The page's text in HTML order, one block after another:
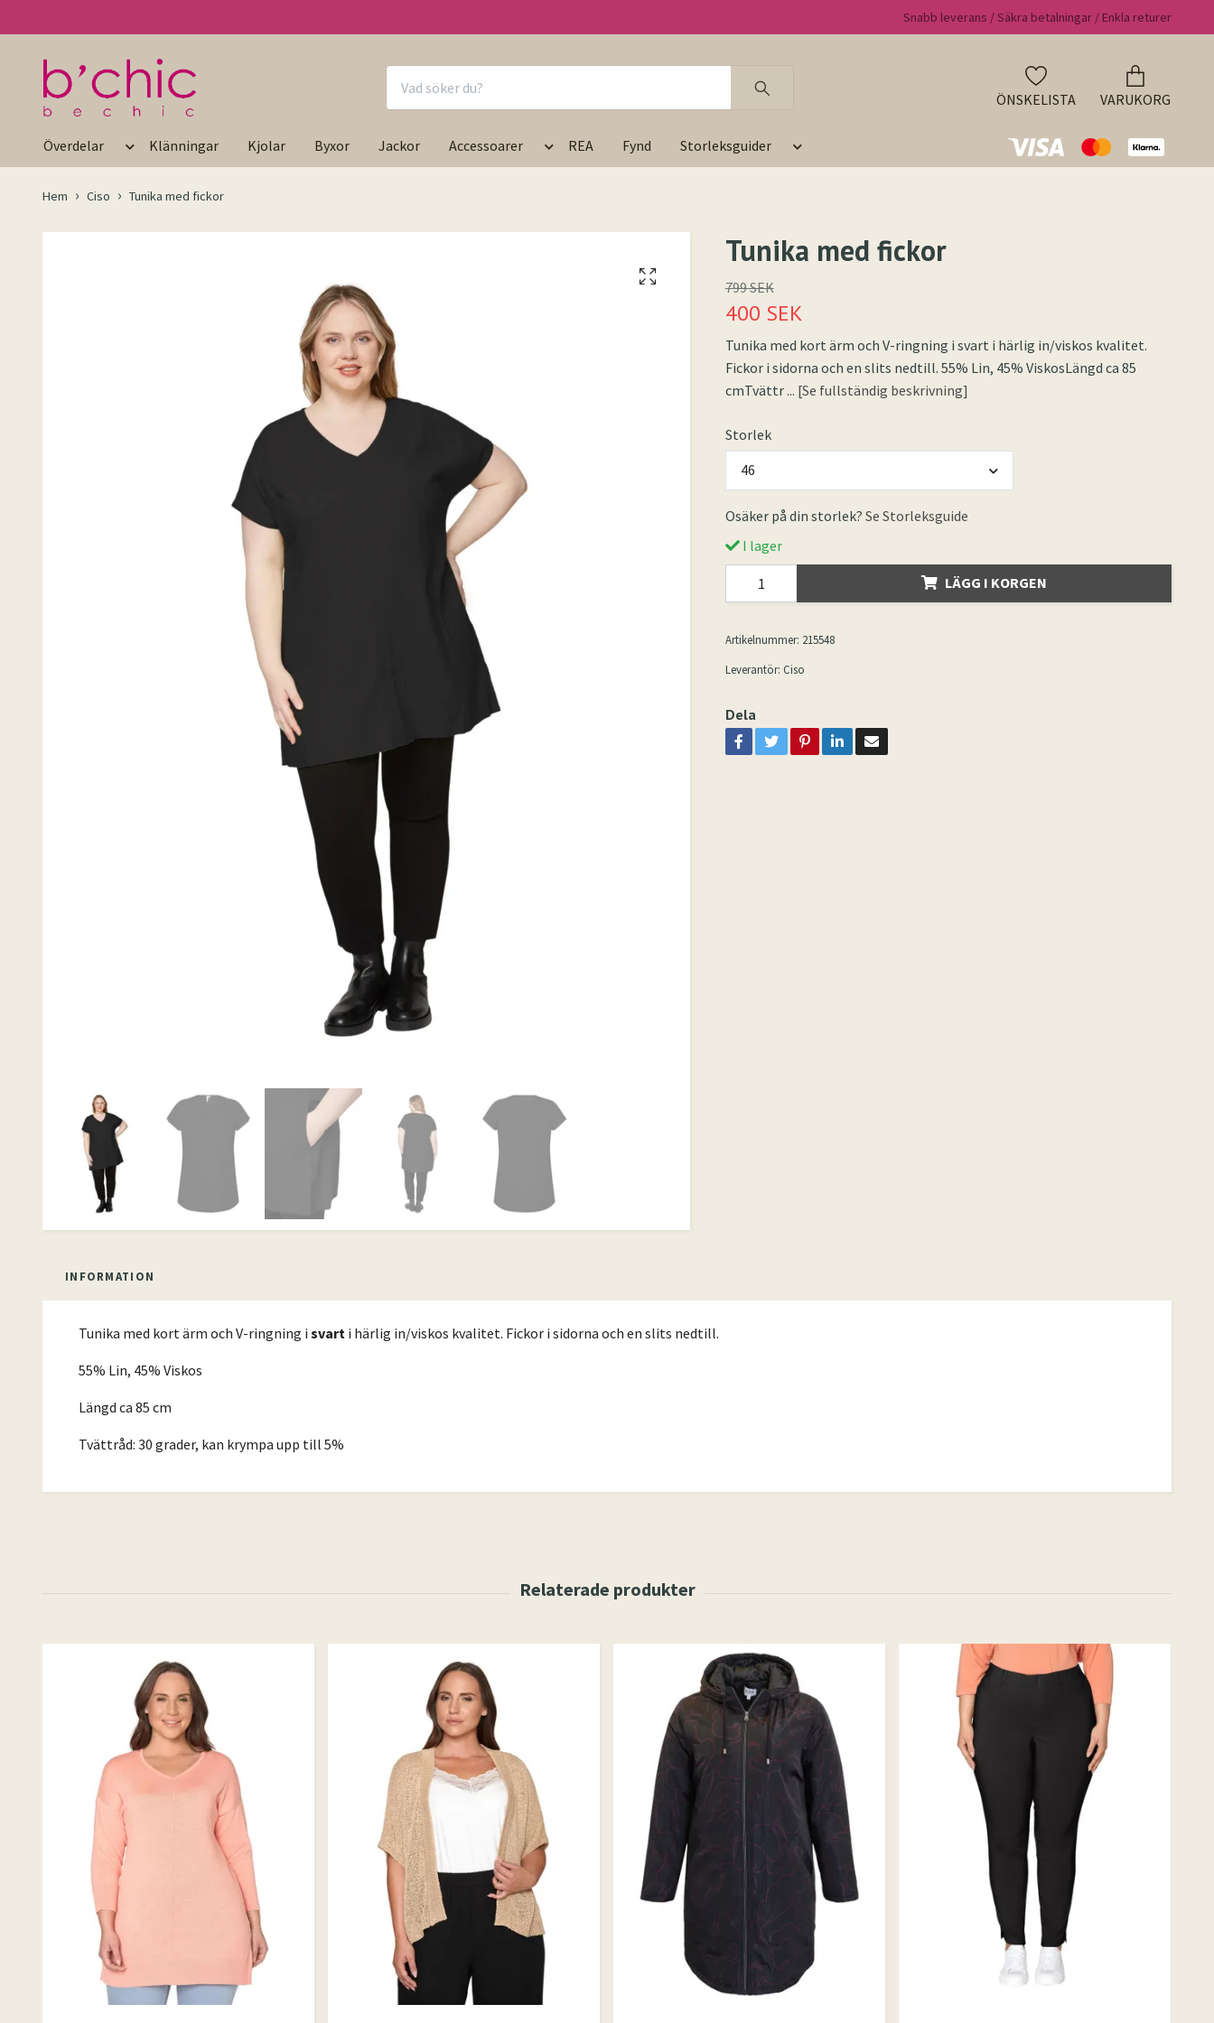
Snabb leverans / Säkra betalningar / Enkla returer
ÖNSKELISTA VARUKORG
Överdelar Klänningar Kjolar Byxor Jackor Accessoarer REA Fynd Storleksguider
Hem Ciso Tunika med fickor
Tunika med fickor
799 SEK
400 SEK
Tunika med kort ärm och V-ringning i svart i härlig in/viskos kvalitet.
Fickor i sidorna och en slits nedtill. 55% Lin, 45% ViskosLängd ca 85
cmTvättr ... [Se fullständig beskrivning]
Storlek
46
Osäker på din storlek? Se Storleksguide
I lager
LÄGG I KORGEN
Artikelnummer: 215548
Leverantör: Ciso
Dela
INFORMATION
Tunika med kort ärm och V-ringning i svart i härlig in/viskos kvalitet. Fickor i sidorna och en slits nedtill.
55% Lin, 45% Viskos
Längd ca 85 cm
Tvättråd: 30 grader, kan krympa upp till 5%